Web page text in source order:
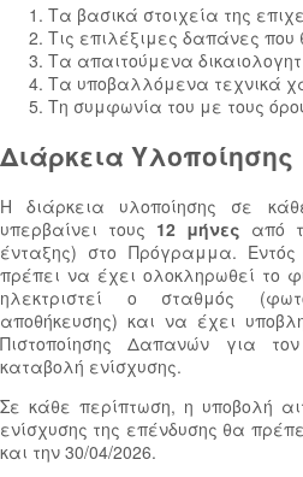
Τα βασικά στοιχεία της
Τις επιλέξιμες δαπάνες που
Τα απαιτούμενα
Τα υποβαλλόμενα τεχνικά
Τη συμφωνία του με τους
Διάρκεια Υλοποίησης
Η διάρκεια υλοποίησης σε
υπερβαίνει τους 12 μήνες από
ένταξης) στο Πρόγραμμα.
πρέπει να έχει ολοκληρωθεί το
ηλεκτριστεί ο σταθμός
αποθήκευσης) και να έχει
Πιστοποίησης Δαπανών για
καταβολή ενίσχυσης.
Σε κάθε περίπτωση, η υποβολή
ενίσχυσης της επένδυσης θα
και την 30/04/2026.